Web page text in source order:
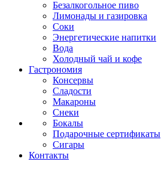
Безалкогольное пиво
Лимонады и газировка
Соки
Энергетические напитки
Вода
Холодный чай и кофе
Гастрономия
Консервы
Сладости
Макароны
Снеки
Бокалы
Подарочные сертификаты
Сигары
Контакты